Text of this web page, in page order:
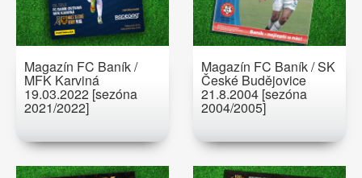
Magazín FC Baník /
MFK Karviná
19.03.2022 [sezóna
2021/2022]
Magazín FC Baník / SK
České Budějovice
21.8.2004 [sezóna
2004/2005]